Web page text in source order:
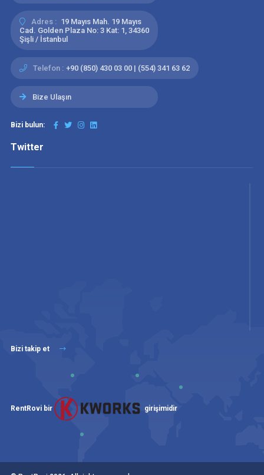
Adres : 19 Mayıs Mah. 19 Mayıs
Cad. Golden Plaza No: 3 Kat: 1, 34360
Şişli / İstanbul
Telefon : +90 (850) 430 03 00 | (554) 341 63 62
Bize Ulaşın
Bizi bulun:
Twitter
Bizi takip et
RentRovi bir girişimidir